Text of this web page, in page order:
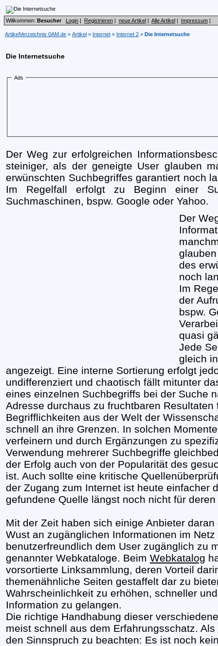
Willkommen: Besucher Login | Registrieren | neue Artikel | Alle Artikel | Impressum |
ArtikelVerzeichnis 0AM.de » Artikel » Internet » Internet 2 » Die Internetsuche
Die Internetsuche
Ads
Der Weg zur erfolgreichen
steiniger, als der geneigte User glauben
erwünschten Suchbegriffes garantiert noch
Im Regelfall erfolgt zu Beginn einer
Suchmaschinen, bspw. Google oder Yahoo.
Der
des
noch
Im
der
bspw.
quasi
Jede
gleich
angezeigt. Eine interne Sortierung erfolgt
undifferenziert und chaotisch fällt mitunter
eines einzelnen Suchbegriffs bei der Suche
Adresse durchaus zu fruchtbaren Resultaten
Begrifflichkeiten aus der Welt der
schnell an ihre Grenzen. In solchen
verfeinern und durch Ergänzungen zu
Verwendung mehrerer Suchbegriffe
der Erfolg auch von der Popularität des
ist. Auch sollte eine kritische
der Zugang zum Internet ist heute einfacher
gefundene Quelle längst noch nicht für
Mit der Zeit haben sich einige Anbieter
Wust an zugänglichen Informationen im
benutzerfreundlich dem User zugänglich zu
genannter Webkataloge. Beim Webkatalog
vorsortierte Linksammlung, deren Vorteil
themenähnliche Seiten gestaffelt dar zu
Wahrscheinlichkeit zu erhöhen, schneller
Information zu gelangen.
Die richtige Handhabung dieser
meist schnell aus dem Erfahrungsschatz.
den Sinnspruch zu beachten: Es ist noch